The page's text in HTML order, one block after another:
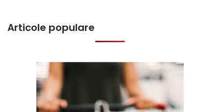
Articole populare